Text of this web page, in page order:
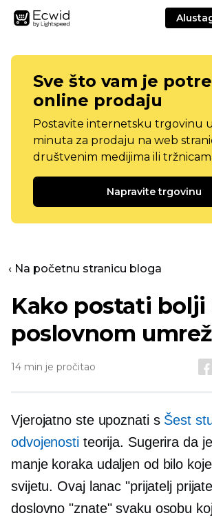
Sve što vam je
online prodaju
Postavite internetsku trgovinu
minuta za prodaju na web
društvenim medijima ili
Napravite trgovinu
‹ Na početnu stranicu bloga
Kako postati bolji
poslovnom
14 min je pročitao
Vjerojatno ste upoznati s Šest
odvojenostiteorija. Sugerira da
manje koraka udaljen od bilo
svijetu. Ovaj lanac "prijatelj
doslovno "znate" svaku osobu